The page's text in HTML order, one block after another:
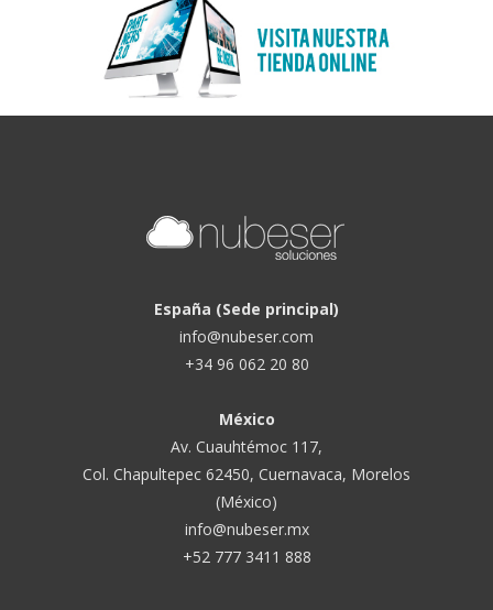
España (Sede principal)
info@nubeser.com
+34 96 062 20 80
México
Av. Cuauhtémoc 117,
Col. Chapultepec 62450, Cuernavaca, Morelos
(México)
info@nubeser.mx
+52 777 3411 888